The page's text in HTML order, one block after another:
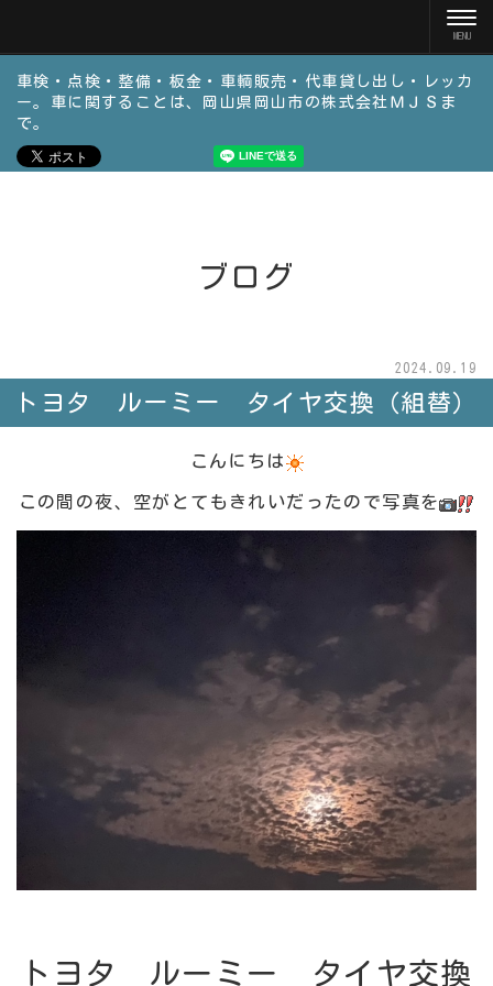
車検・点検・整備・板金・車輌販売・代車貸し出し・レッカ
ー。車に関することは、岡山県岡山市の株式会社ＭＪＳま
で。
ブログ
2024.09.19
トヨタ ルーミー タイヤ交換（組替）
こんにちは
この間の夜、空がとてもきれいだったので写真を
トヨタ ルーミー タイヤ交換